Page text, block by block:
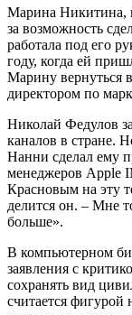
Марина Никитина,
за возможность
работала под его
году, когда ей
Марину вернуться
директором по
Николай Федулов
каналов в стране.
Нанни сделал ему
менеджеров Apple
Красновым на эту
делится он. – Мне
больше».
В компьютерном
заявления с
сохранять вид
считается